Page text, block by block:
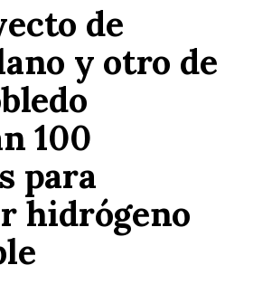
de
y otro de
100
para
hidrógeno